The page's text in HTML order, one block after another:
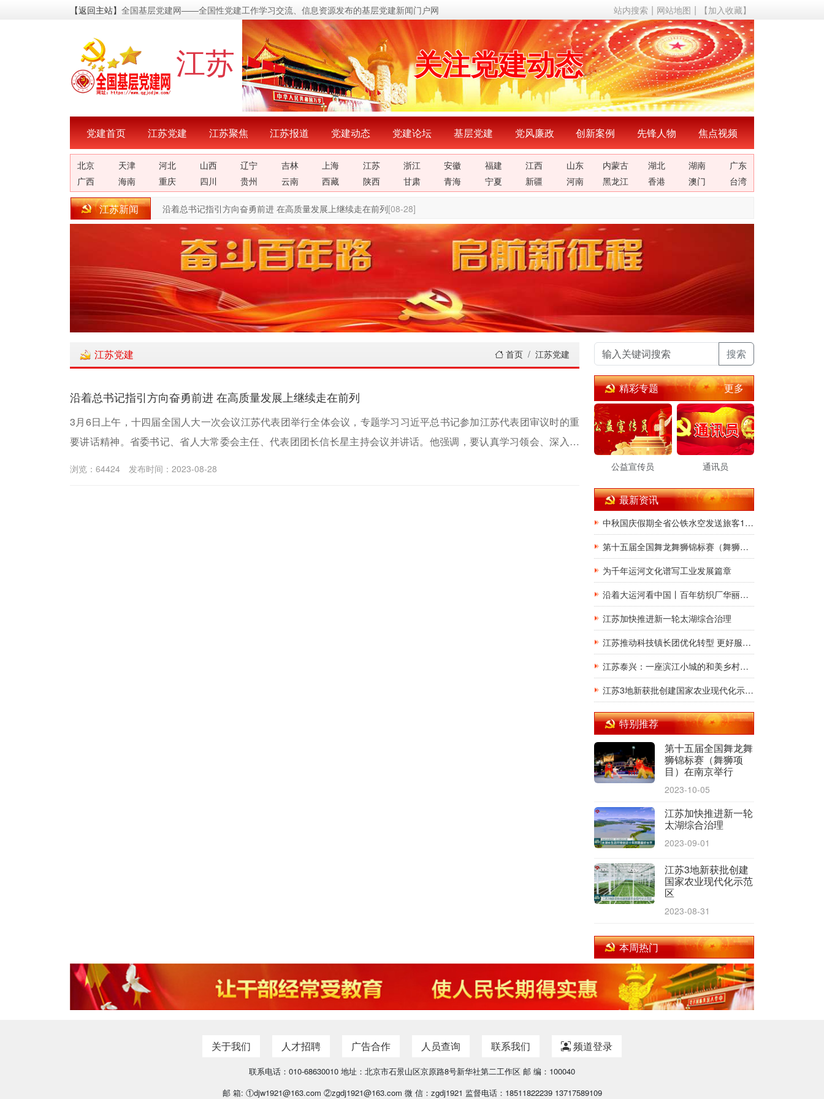
【返回主站】 全国基层党建网——全国性党建工作学习交流、信息资源发布的基层党建新闻门户网 站内搜索 网站地图 【加入收藏】
江苏
传递党的声音
关注党建动态
展示党建成果
宣传党建成就
传播党建理论
密切党群关系
传递党的声音
党建首页 江苏党建 江苏聚焦 江苏报道 党建动态 党建论坛 基层党建 党风廉政 创新案例 先锋人物 焦点视频
北京 天津 河北 山西 辽宁 吉林 上海 江苏 浙江 安徽 福建 江西 山东 内蒙古 湖北 湖南
广东
广西
海南 重庆 四川 贵州 云南 西藏 陕西 甘肃 青海 宁夏 新疆 河南 黑龙江 香港 澳门 台湾
江苏新闻 沿着总书记指引方向奋勇前进 在高质量发展上继续走在前列[08-28]
江苏党建 首页 江苏党建
沿着总书记指引方向奋勇前进 在高质量发展上继续走在前列
3月6日上午，十四届全国人大一次会议江苏代表团举行全体会议，专题学习习近平总书记参加江苏代表团审议时的重
要讲话精神。省委书记、省人大常委会主任、代表团团长信长星主持会议并讲话。他强调，要认真学习领会、深入贯
浏览：64424 发布时间：2023-08-28
搜索
精彩专题 更多
公益宣传员 通讯员
最新资讯
中秋国庆假期全省公铁水空发送旅客1988.9万人次
第十五届全国舞龙舞狮锦标赛（舞狮项目）在南京举行
为千年运河文化谱写工业发展篇章
沿着大运河看中国丨百年纺织厂华丽转身成常州新地标
江苏加快推进新一轮太湖综合治理
江苏推动科技镇长团优化转型 更好服务强链补链延链
江苏泰兴：一座滨江小城的和美乡村实践
江苏3地新获批创建国家农业现代化示范区
特别推荐
第十五届全国舞龙舞
狮锦标赛（舞狮项
目）在南京举行
2023-10-05
江苏加快推进新一轮
太湖综合治理
2023-09-01
江苏3地新获批创建
国家农业现代化示范
区
2023-08-31
本周热门
关于我们 人才招聘 广告合作 人员查询 联系我们 频道登录
联系电话：010-68630010 地址：北京市石景山区京原路8号新华社第二工作区 邮 编：100040
邮 箱: ①djw1921@163.com ②zgdj1921@163.com 微 信：zgdj1921 监督电话：18511822239 13717589109